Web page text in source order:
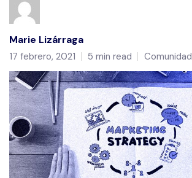
Marie Lizárraga
17 febrero, 2021 5 min read Comunidad